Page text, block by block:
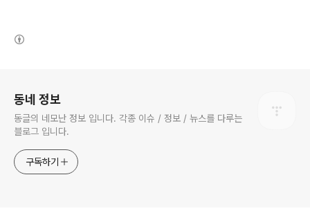
동네 정보
동글의 네모난 정보 입니다. 각종 이슈 / 정보 / 뉴스를 다루는
블로그 입니다.
구독하기